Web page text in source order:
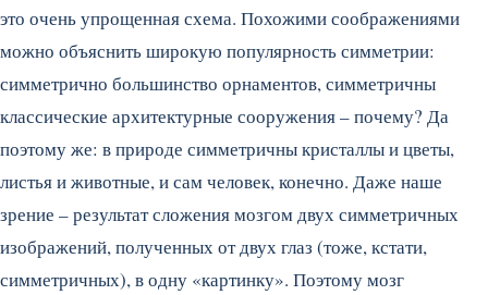
это очень упрощенная схема. Похожими соображениями
можно объяснить широкую популярность симметрии:
симметрично большинство орнаментов, симметричны
классические архитектурные сооружения – почему? Да
поэтому же: в природе симметричны кристаллы и цветы,
листья и животные, и сам человек, конечно. Даже наше
зрение – результат сложения мозгом двух симметричных
изображений, полученных от двух глаз (тоже, кстати,
симметричных), в одну «картинку». Поэтому мозг